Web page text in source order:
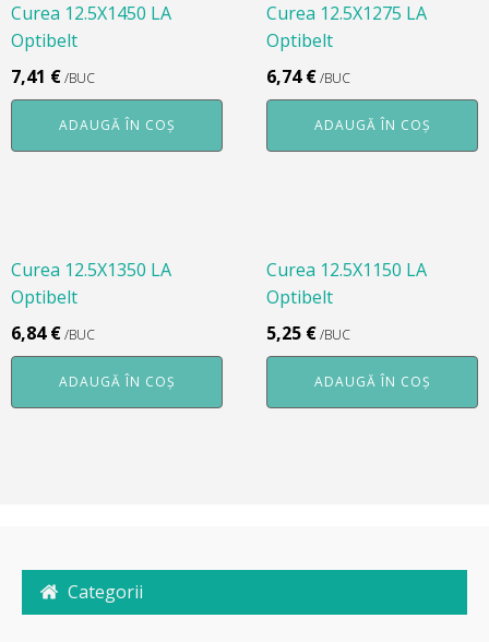
Categorii
Curea 12.5X1450 LA
Optibelt
7,41 €/BUC
ADAUGĂ ÎN COȘ
Curea 12.5X1275 LA
Optibelt
6,74€/BUC
ADAUGĂ ÎN COȘ
Curea 12.5X1350 LA
Optibelt
6,84€/BUC
ADAUGĂ ÎN COȘ
Curea 12.5X1150 LA
Optibelt
5,25 €/BUC
ADAUGĂ ÎN COȘ